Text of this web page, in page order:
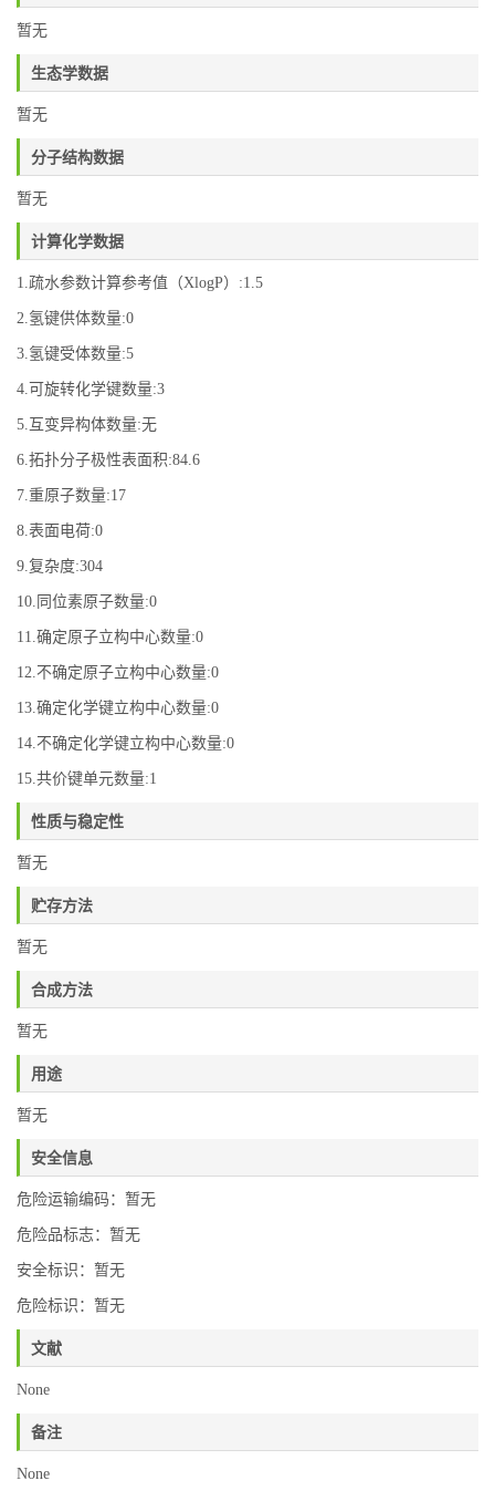
暂无
生态学数据
暂无
分子结构数据
暂无
计算化学数据
1.疏水参数计算参考值（XlogP）:1.5
2.氢键供体数量:0
3.氢键受体数量:5
4.可旋转化学键数量:3
5.互变异构体数量:无
6.拓扑分子极性表面积:84.6
7.重原子数量:17
8.表面电荷:0
9.复杂度:304
10.同位素原子数量:0
11.确定原子立构中心数量:0
12.不确定原子立构中心数量:0
13.确定化学键立构中心数量:0
14.不确定化学键立构中心数量:0
15.共价键单元数量:1
性质与稳定性
暂无
贮存方法
暂无
合成方法
暂无
用途
暂无
安全信息
危险运输编码：暂无
危险品标志：暂无
安全标识：暂无
危险标识：暂无
文献
None
备注
None